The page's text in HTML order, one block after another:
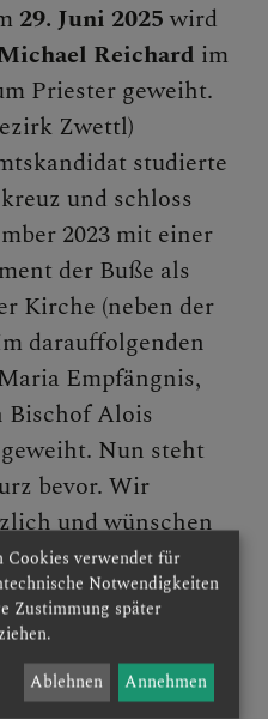
29. Juni 2025wird
Reichard im
Priester geweiht.
Zwettl)
studierte
und schloss
2023 mit einer
der Buße als
Kirche (neben der
darauffolgenden
Empfängnis,
Bischof Alois
Nun steht
bevor. Wir
und wünschen
für seinen weiteren
gibt es
Cookies verwendet für
Notwendigkeiten
Zustimmung später
Ablehnen Annehmen